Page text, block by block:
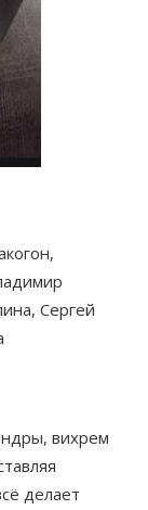
Сергей
вихрем
делает